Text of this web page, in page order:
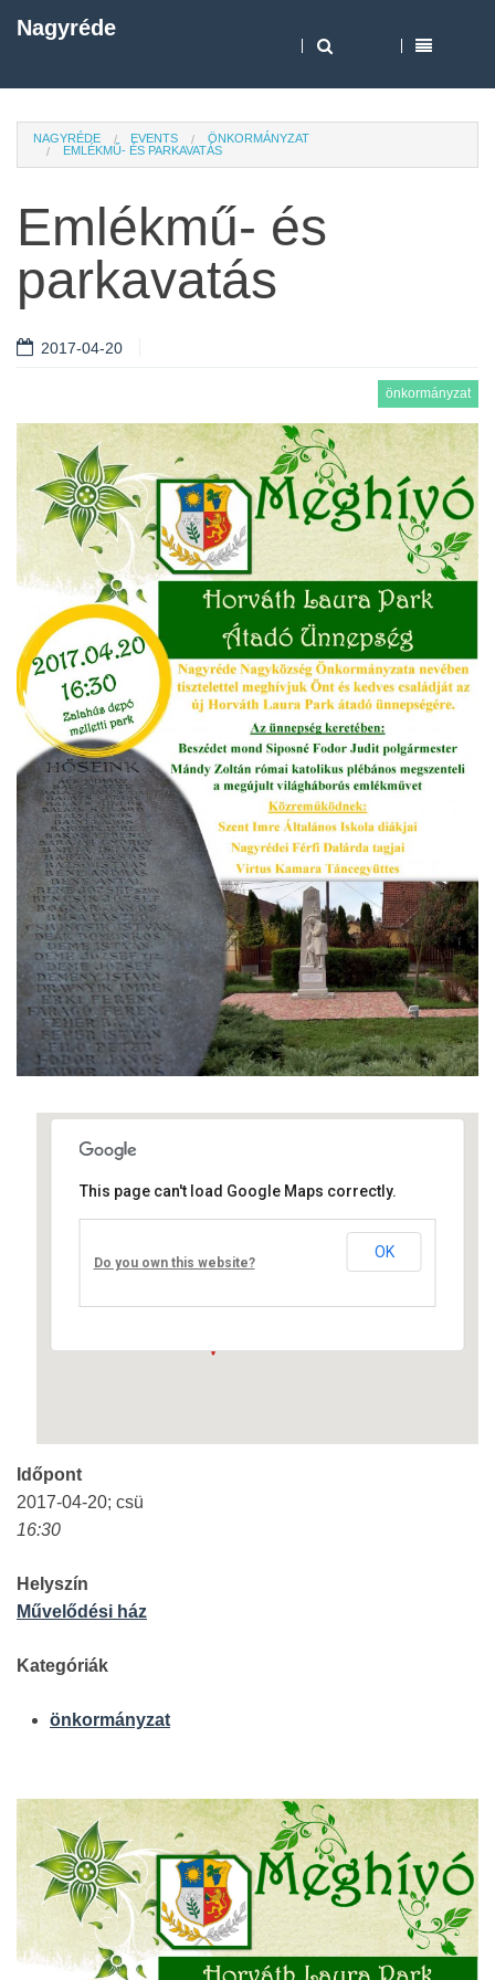
Nagyréde
NAGYRÉDE EVENTS
ÖNKORMÁNYZAT
EMLÉKMŰ- ÉS PARKAVATÁS
Emlékmű- és
parkavatás
2017-04-20
önkormányzat
Művelődési ház
Fő út 8 - Nagyréde
This page can't load Google Maps correctly.
Do you own this website?
OK
Időpont
2017-04-20; csü
16:30
Helyszín
Művelődési ház
Kategóriák
önkormányzat